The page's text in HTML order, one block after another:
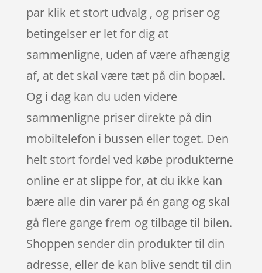
par klik et stort udvalg , og priser og
betingelser er let for dig at
sammenligne, uden af være afhængig
af, at det skal være tæt på din bopæl.
Og i dag kan du uden videre
sammenligne priser direkte på din
mobiltelefon i bussen eller toget. Den
helt stort fordel ved købe produkterne
online er at slippe for, at du ikke kan
bære alle din varer på én gang og skal
gå flere gange frem og tilbage til bilen.
Shoppen sender din produkter til din
adresse, eller de kan blive sendt til din